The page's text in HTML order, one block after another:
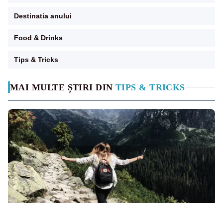
MAI MULTE ȘTIRI DIN TIPS & TRICKS
Destinatia anului
Food & Drinks
Tips & Tricks